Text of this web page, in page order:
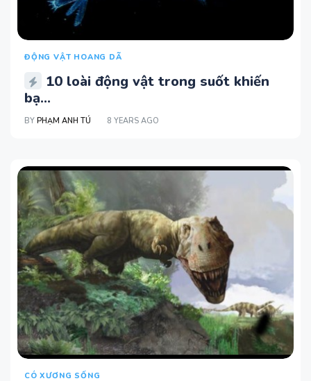
ĐỘNG VẬT HOANG DÃ
10 loài động vật trong suốt khiến
bạ...
BY PHẠM ANH TÚ 8 YEARS AGO
CÓ XƯƠNG SỐNG